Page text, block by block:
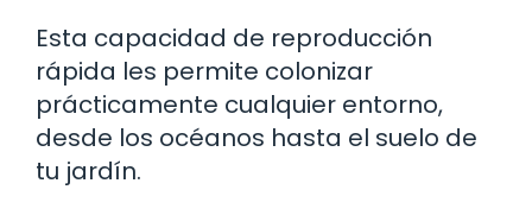
Esta capacidad de reproducción
rápida les permite colonizar
prácticamente cualquier entorno,
desde los océanos hasta el suelo de
tu jardín.